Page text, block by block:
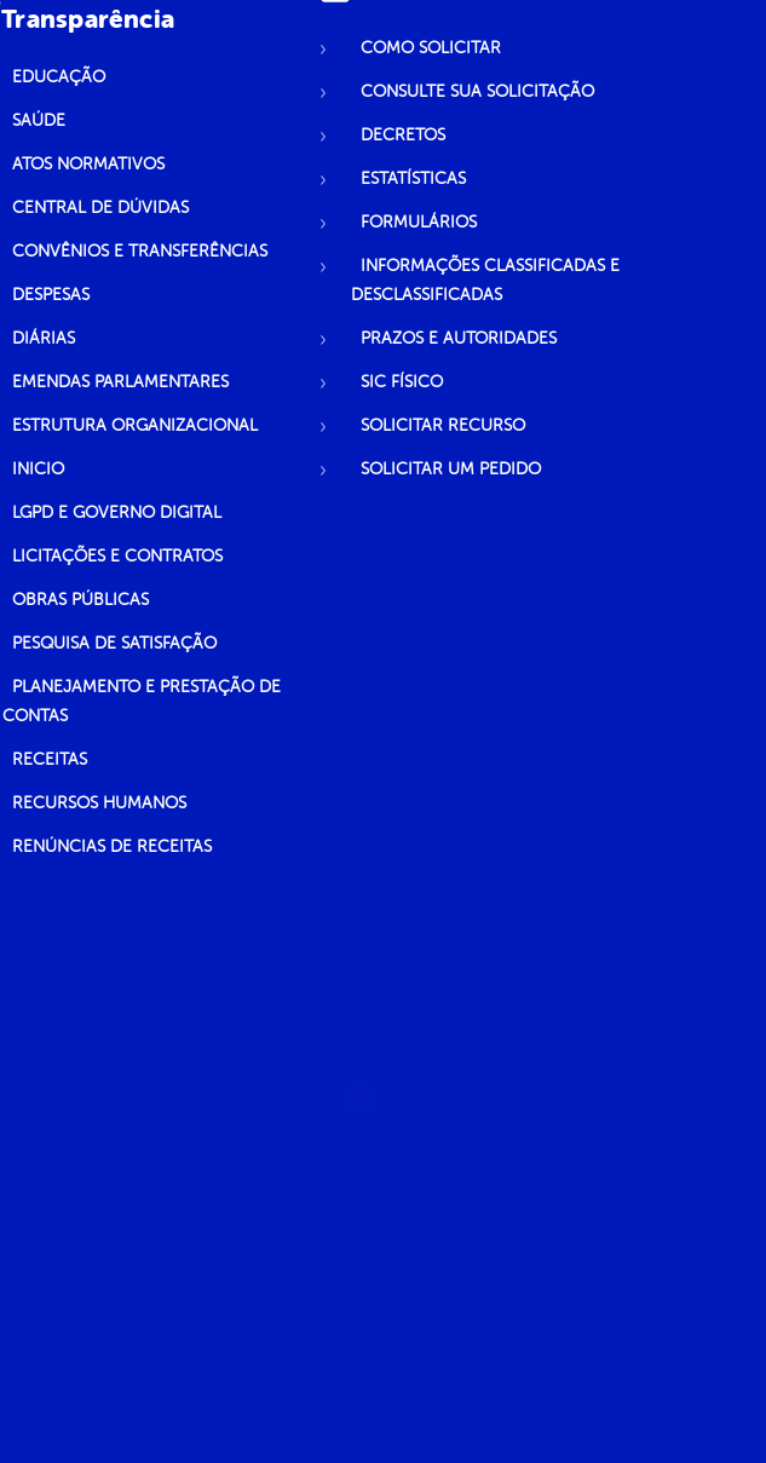
Transparência
EDUCAÇÃO
SAÚDE
ATOS NORMATIVOS
CENTRAL DE DÚVIDAS
CONVÊNIOS E TRANSFERÊNCIAS
DESPESAS
DIÁRIAS
EMENDAS PARLAMENTARES
ESTRUTURA ORGANIZACIONAL
INICIO
LGPD E GOVERNO DIGITAL
LICITAÇÕES E CONTRATOS
OBRAS PÚBLICAS
PESQUISA DE SATISFAÇÃO
PLANEJAMENTO E PRESTAÇÃO DE
CONTAS
RECEITAS
RECURSOS HUMANOS
RENÚNCIAS DE RECEITAS
COMO SOLICITAR
CONSULTE SUA SOLICITAÇÃO
DECRETOS
ESTATÍSTICAS
FORMULÁRIOS
INFORMAÇÕES CLASSIFICADAS E
DESCLASSIFICADAS
PRAZOS E AUTORIDADES
SIC FÍSICO
SOLICITAR RECURSO
SOLICITAR UM PEDIDO